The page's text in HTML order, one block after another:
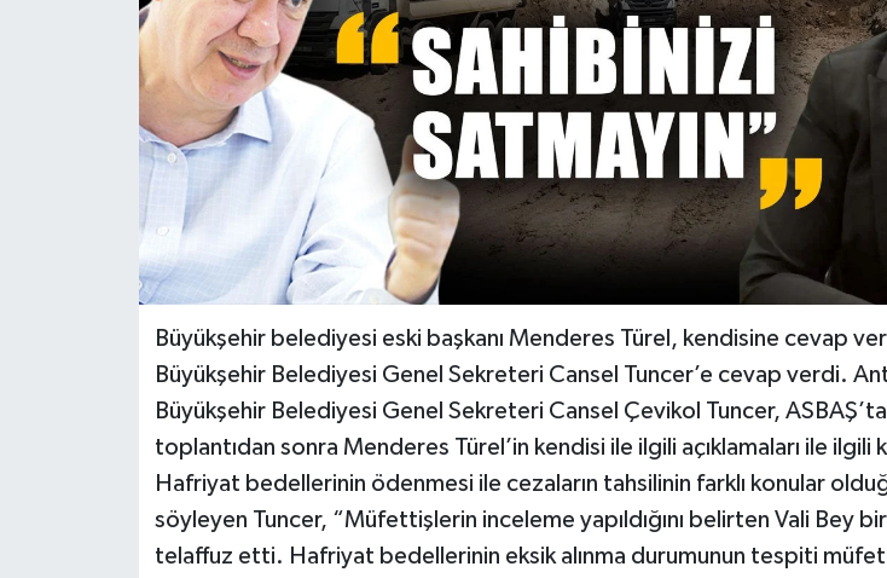
Büyükşehir belediyesi eski başkanı Menderes Türel, kendisine cevap
Büyükşehir Belediyesi Genel Sekreteri Cansel Tuncer’e cevap verdi.
Büyükşehir Belediyesi Genel Sekreteri Cansel Çevikol Tuncer, ASBAŞ’ta
toplantıdan sonra Menderes Türel’in kendisi ile ilgili açıklamaları ile ilgili
Hafriyat bedellerinin ödenmesi ile cezaların tahsilinin farklı konular
söyleyen Tuncer, “Müfettişlerin inceleme yapıldığını belirten Vali Bey
telaffuz etti. Hafriyat bedellerinin eksik alınma durumunun tespiti
Sağlık & Yaşam